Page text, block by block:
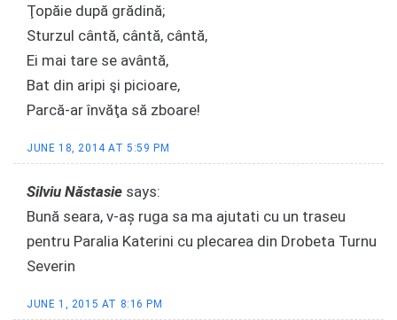
Ţopăie după grădină;
Sturzul cântă, cântă, cântă,
Ei mai tare se avântă,
Bat din aripi şi picioare,
Parcă-ar învăţa să zboare!
JUNE 18, 2014 AT 5:59 PM
Silviu Năstasie says:
Bună seara, v-aș ruga sa ma ajutati cu un traseu
pentru Paralia Katerini cu plecarea din Drobeta Turnu
Severin
JUNE 1, 2015 AT 8:16 PM